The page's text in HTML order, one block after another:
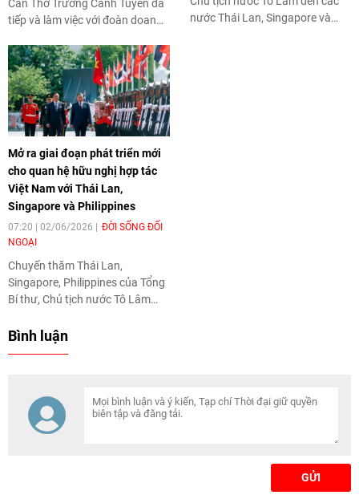
Cần Thơ Trương Cảnh Tuyên đã
tiếp và làm việc với đoàn doanh
cơ hội hợp tác, đầu tư tại địa
phương. Cuộc gặp diễn ra trong
bối cảnh quan hệ Đối tác chiến
lược toàn diện Việt Nam -
Singapore đang phát triển mạnh
mẽ, mở ra nhiều triển vọng hợp
tác mới giữa Cần Thơ và cộng
đồng doanh nghiệp Singapore.
nước Thái Lan, Singapore và
Mở ra giai đoạn phát triển mới
cho quan hệ hữu nghị hợp tác
Việt Nam với Thái Lan,
Singapore và Philippines
07:20 | 02/06/2026
ĐỜI SỐNG ĐỐI
NGOẠI
Chuyến thăm Thái Lan,
Singapore, Philippines của Tổng
Bí thư, Chủ tịch nước Tô Lâm
thúc đẩy hợp tác và vai trò quốc
Bình luận
GỬI